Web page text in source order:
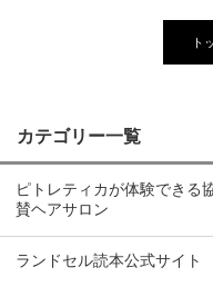
ト
カテゴリー一覧
ピトレティカが体験できる
賛ヘアサロン
ランドセル読本公式サイト